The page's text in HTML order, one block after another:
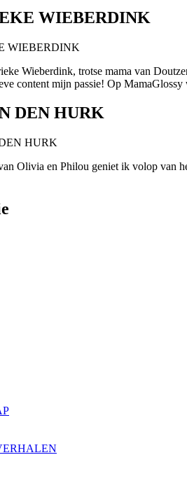
WIEBERDINK
Wieberdink, trotse mama van
content mijn passie! Op
DEN HURK
Olivia en Philou geniet ik volop van